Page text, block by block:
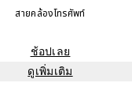
สายคล้องโทรศัพท์
ช้อปเลย
ดูเพิ่มเติม